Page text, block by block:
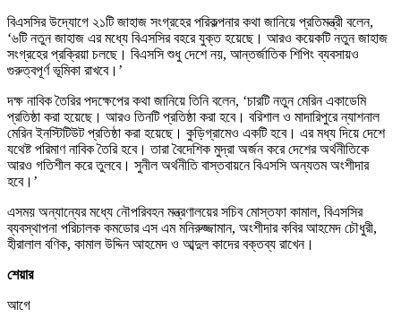
বিএসসির উদ্যোগে ২১টি জাহাজ সংগ্রহের পরিকল্পনার কথা জানিয়ে প্রতিমন্ত্রী বলেন,
‘৬টি নতুন জাহাজ এর মধ্যে বিএসসির বহরে যুক্ত হয়েছে। আরও কয়েকটি নতুন জাহাজ
সংগ্রহের প্রক্রিয়া চলছে। বিএসসি শুধু দেশে নয়, আন্তর্জাতিক শিপিং ব্যবসায়ও
গুরুত্বপূর্ণ ভূমিকা রাখবে।’
দক্ষ নাবিক তৈরির পদক্ষেপের কথা জানিয়ে তিনি বলেন, ‘চারটি নতুন মেরিন একাডেমি
প্রতিষ্ঠা করা হয়েছে। আরও তিনটি প্রতিষ্ঠা করা হবে। বরিশাল ও মাদারিপুরে ন্যাশনাল
মেরিন ইনস্টিটিউট প্রতিষ্ঠা করা হয়েছে। কুড়িগ্রামেও একটি হবে। এর মধ্য দিয়ে দেশে
যথেষ্ট পরিমাণ নাবিক তৈরি হবে। তারা বৈদেশিক মুদ্রা অর্জন করে দেশের অর্থনীতিকে
আরও গতিশীল করে তুলবে। সুনীল অর্থনীতি বাস্তবায়নে বিএসসি অন্যতম অংশীদার
হবে।’
এসময় অন্যান্যের মধ্যে নৌপরিবহন মন্ত্রণালয়ের সচিব মোস্তফা কামাল, বিএসসির
ব্যবস্থাপনা পরিচালক কমডোর এস এম মনিরুজ্জামান, অংশীদার কবির আহমেদ চৌধুরী,
হীরালাল বণিক, কামাল উদ্দিন আহমেদ ও আব্দুল কাদের বক্তব্য রাখেন।
শেয়ার
আগে